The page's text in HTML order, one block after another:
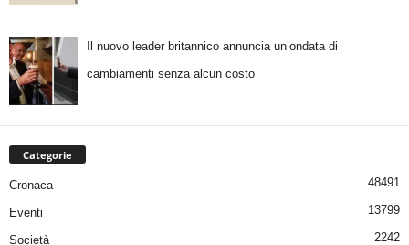
Il nuovo leader britannico annuncia un’ondata di
cambiamenti senza alcun costo
Categorie
Cronaca 48491
Eventi 13799
Società 2242